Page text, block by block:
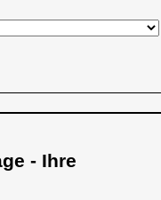
- Ihre